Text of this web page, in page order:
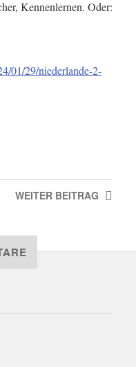
Kennenlernen. Oder:
01/29/niederlande-2-
WEITER BEITRAG